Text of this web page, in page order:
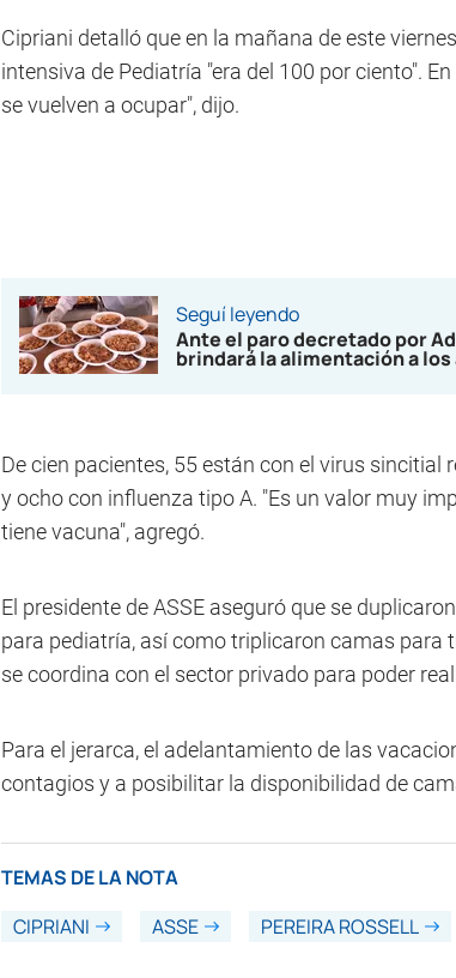
Cipriani detalló que en la mañana de este
intensiva de Pediatría "era del 100 por ciento".
se vuelven a ocupar", dijo.
Seguí leyendo
Ante el paro decretado por
brindará la alimentación a
De cien pacientes, 55 están con el virus sincitial
y ocho con influenza tipo A. "Es un valor muy
tiene vacuna", agregó.
El presidente de ASSE aseguró que se
para pediatría, así como triplicaron camas para
se coordina con el sector privado para poder
Para el jerarca, el adelantamiento de las
contagios y a posibilitar la disponibilidad de
TEMAS DE LA NOTA
CIPRIANI
ASSE PEREIRA ROSSELL